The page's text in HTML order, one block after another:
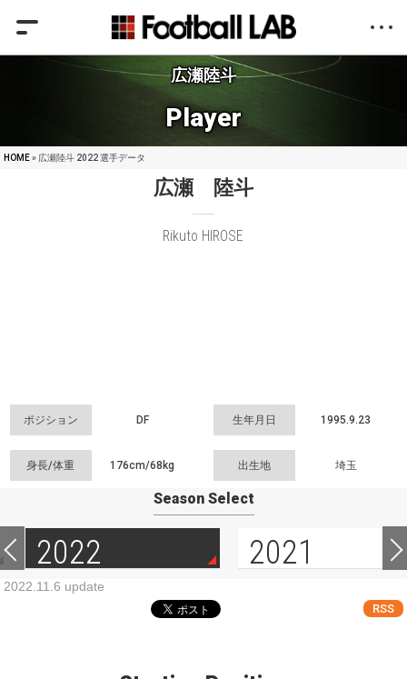
広瀬陸斗
Player
HOME» 広瀬陸斗 2022 選手データ
広瀬 陸斗
Rikuto HIROSE
ポジション DF 生年月日 1995.9.23
身長/体重 176cm/68kg 出生地 埼玉
Season Select
2022 2021
2022.11.6 update
RSS